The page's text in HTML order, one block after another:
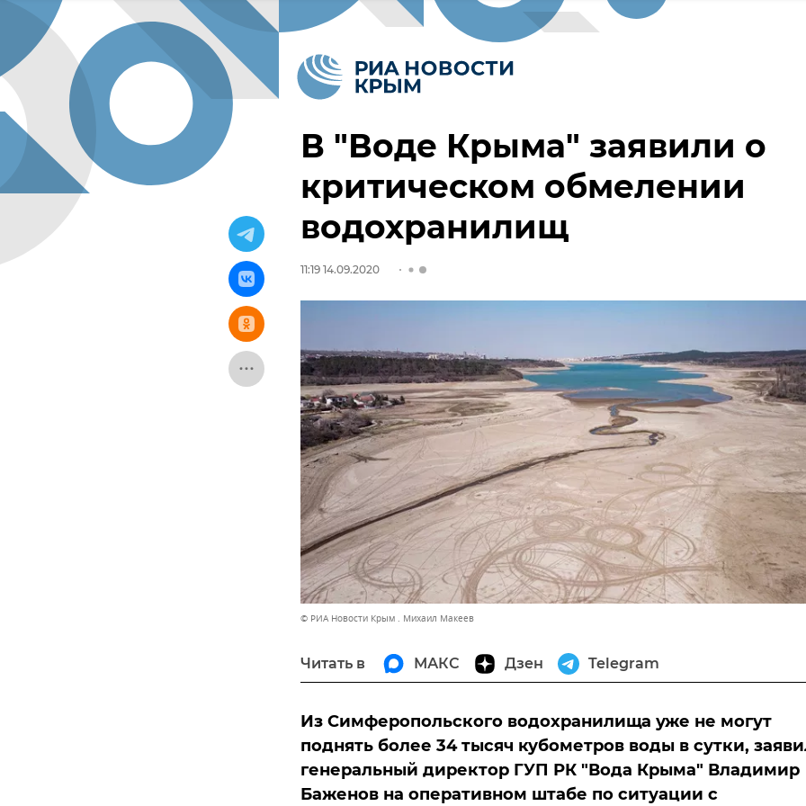
В "Воде Крыма" заявили о
критическом обмелении
водохранилищ
11:19 14.09.2020
© РИА Новости Крым . Михаил Макеев
Читать в МАКС Дзен Telegram
Из Симферопольского водохранилища уже не могут
поднять более 34 тысяч кубометров воды в сутки,
генеральный директор ГУП РК "Вода Крыма" Владимир
Баженов на оперативном штабе по ситуации с